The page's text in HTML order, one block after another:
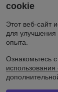
Summerfest
Northern
AUG 2026
GTD | +90
cookie
Этот веб-сайт
для улучшения
опыта.
Ознакомьтесь
использования